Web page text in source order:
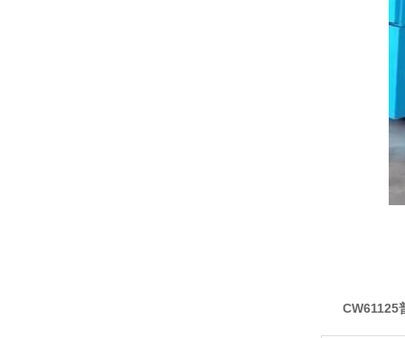
CW61125